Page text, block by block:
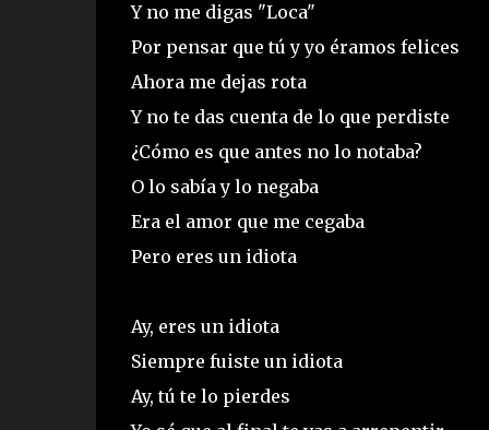
Y no me digas "Loca"
Por pensar que tú y yo éramos felices
Ahora me dejas rota
Y no te das cuenta de lo que perdiste
¿Cómo es que antes no lo notaba?
O lo sabía y lo negaba
Era el amor que me cegaba
Pero eres un idiota
Ay, eres un idiota
Siempre fuiste un idiota
Ay, tú te lo pierdes